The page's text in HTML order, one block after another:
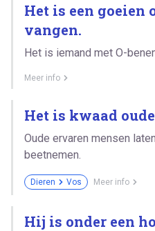
Het is een goeien
vangen.
Het is iemand met O-
Meer info
Het is kwaad
Oude ervaren mensen
beetnemen.
Dieren Vos Meer info
Hij is onder een